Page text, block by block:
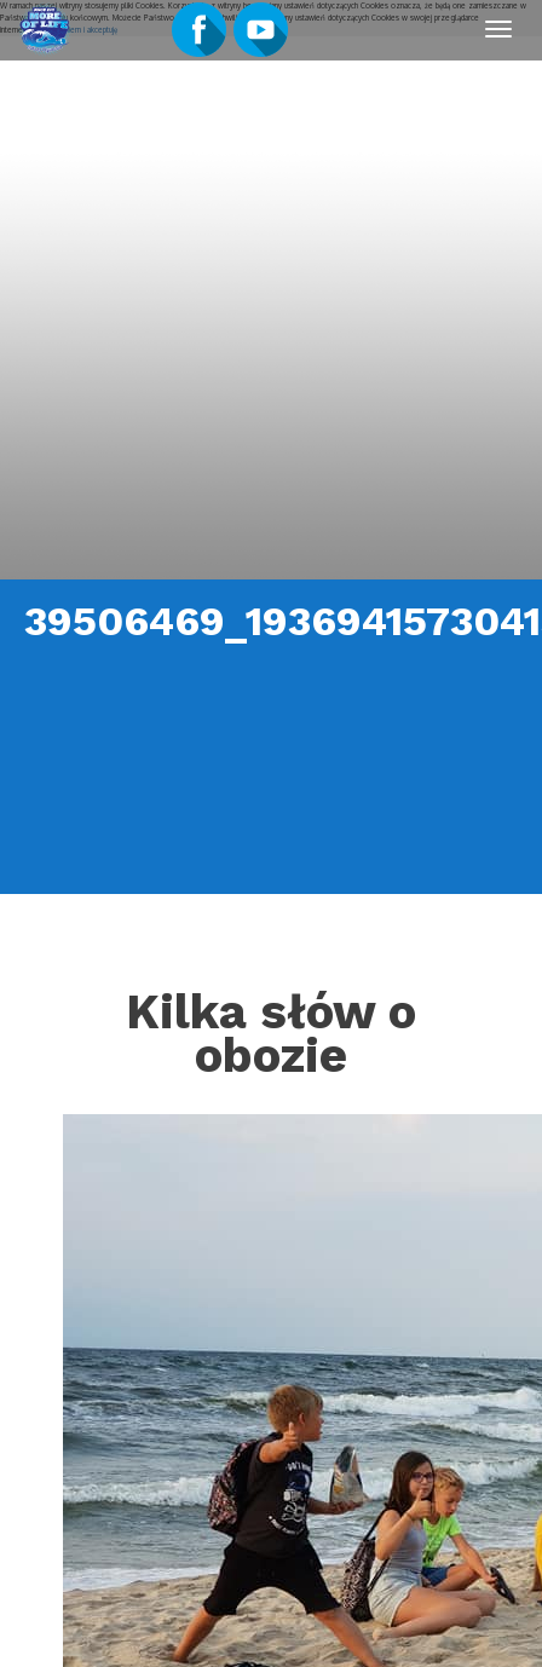
W ramach naszej witryny stosujemy pliki Cookies. Korzystanie z witryny bez zmiany ustawień dotyczących Cookies oznacza, że będą one zamieszczane w
Państwa urządzeniu końcowym. Możecie Państwo w dowolnej chwili dokonać zmiany ustawień dotyczących Cookies w swojej przeglądarce
internetowej.Rozumiem i akceptuję
Menu
Kilka słów o
obozie